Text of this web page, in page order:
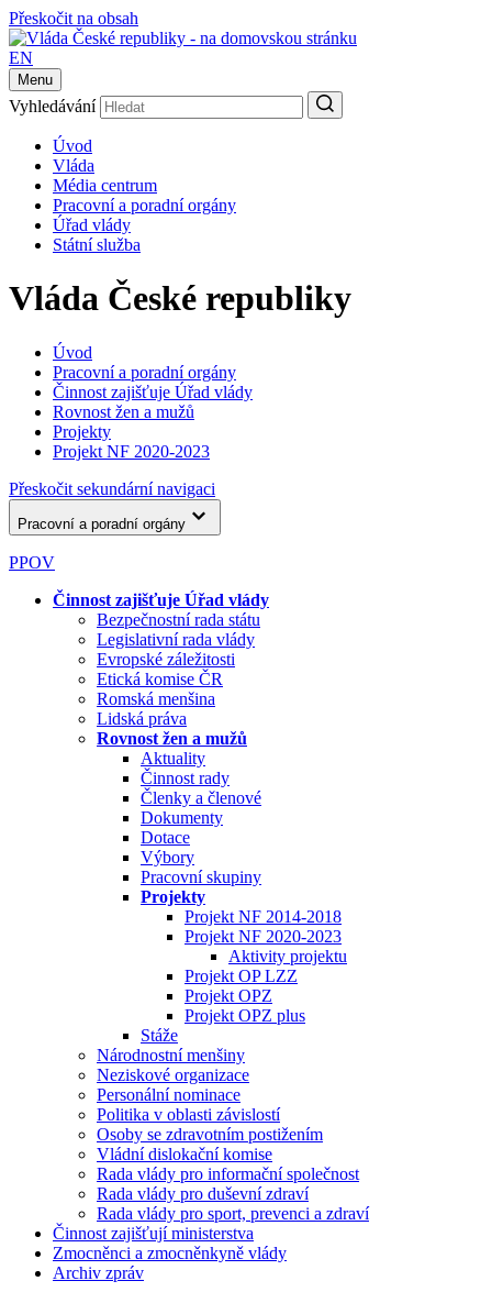
Přeskočit na obsah
EN
Menu
Vyhledávání
Úvod
Vláda
Média centrum
Pracovní a poradní orgány
Úřad vlády
Státní služba
Vláda České republiky
Úvod
Pracovní a poradní orgány
Činnost zajišťuje Úřad vlády
Rovnost žen a mužů
Projekty
Projekt NF 2020-2023
Přeskočit sekundární navigaci
Pracovní a poradní orgány
PPOV
Činnost zajišťuje Úřad vlády
Bezpečnostní rada státu
Legislativní rada vlády
Evropské záležitosti
Etická komise ČR
Romská menšina
Lidská práva
Rovnost žen a mužů
Aktuality
Činnost rady
Členky a členové
Dokumenty
Dotace
Výbory
Pracovní skupiny
Projekty
Projekt NF 2014-2018
Projekt NF 2020-2023
Aktivity projektu
Projekt OP LZZ
Projekt OPZ
Projekt OPZ plus
Stáže
Národnostní menšiny
Neziskové organizace
Personální nominace
Politika v oblasti závislostí
Osoby se zdravotním postižením
Vládní dislokační komise
Rada vlády pro informační společnost
Rada vlády pro duševní zdraví
Rada vlády pro sport, prevenci a zdraví
Činnost zajišťují ministerstva
Zmocněnci a zmocněnkyně vlády
Archiv zpráv